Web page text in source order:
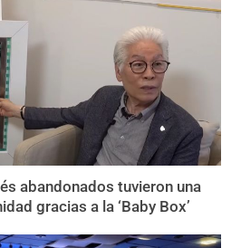
abandonados tuvieron una
gracias a la ‘Baby Box’